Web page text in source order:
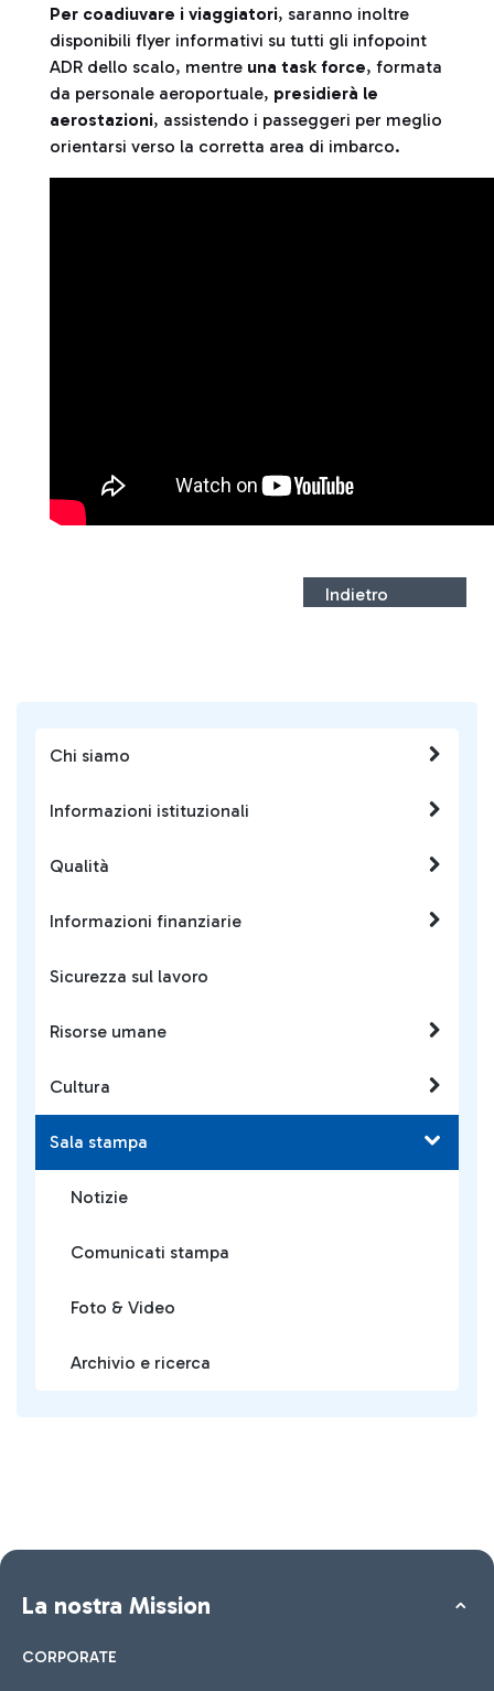
Chi siamo
Informazioni istituzionali
Qualità
Informazioni finanziarie
Sicurezza sul lavoro
Risorse umane
Cultura
Sala stampa
Notizie
Comunicati stampa
Foto & Video
Archivio e ricerca
Per coadiuvare i viaggiatori, saranno inoltre
disponibili flyer informativi su tutti gli infopoint
ADR dello scalo, mentre una task force, formata
da personale aeroportuale, presidierà le
aerostazioni, assistendo i passeggeri per meglio
orientarsi verso la corretta area di imbarco.
Indietro
La nostra Mission
CORPORATE